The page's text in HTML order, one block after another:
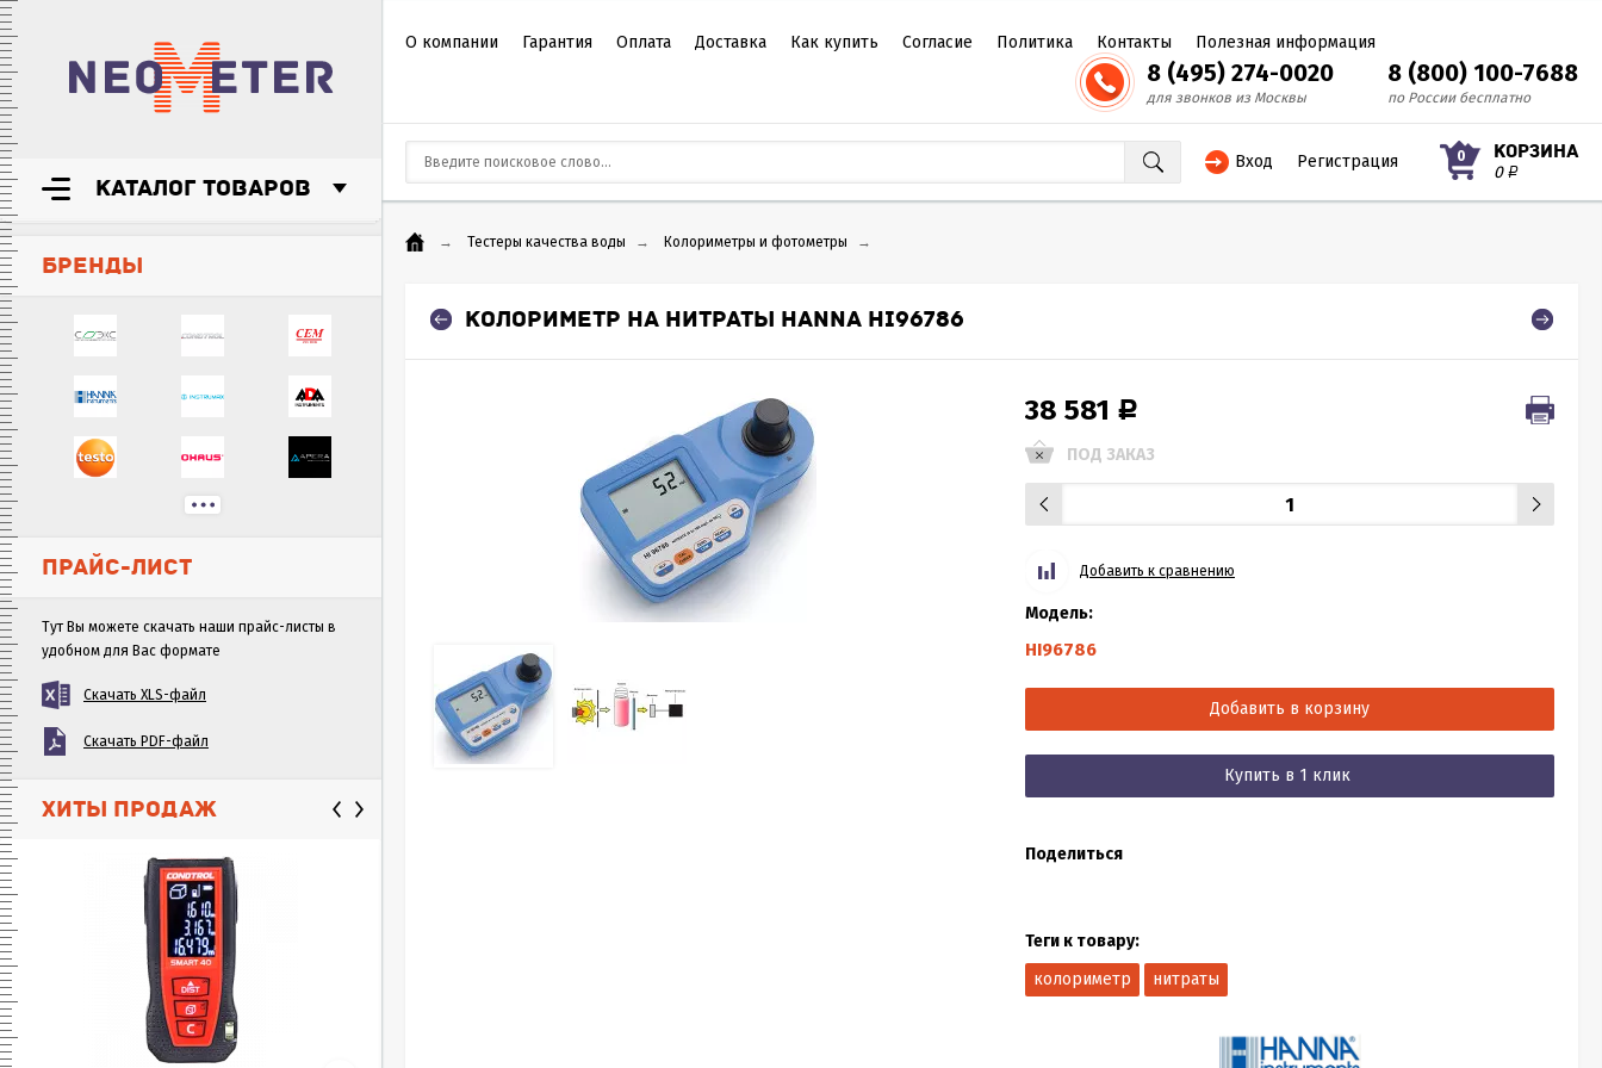
КАТАЛОГ ТОВАРОВ
БРЕНДЫ
ПРАЙС-ЛИСТ
Тут Вы можете скачать наши прайс-листы в
удобном для Вас формате
Скачать XLS-файл
Скачать PDF-файл
ХИТЫ ПРОДАЖ
О компании Гарантия Оплата Доставка Как купить Согласие Политика Контакты Полезная информация
8 (495) 274-0020
для звонков из Москвы
8 (800) 100-7688
по России бесплатно
Вход Регистрация 0 КОРЗИНА
0 Р
→ Тестеры качества воды → Колориметры и фотометры →
КОЛОРИМЕТР НА НИТРАТЫ HANNA HI96786
38 581 Р
ПОД ЗАКАЗ
Добавить к сравнению
Модель:
HI96786
Добавить в корзину
Купить в 1 клик
Поделиться
Теги к товару:
колориметр
нитраты